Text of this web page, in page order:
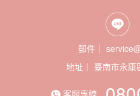
郵件｜
地址｜
客服專線